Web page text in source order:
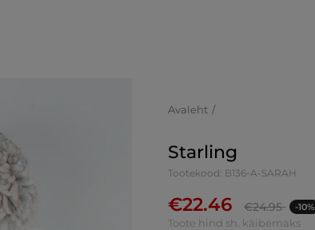
Avaleht
Starling
Tootekood: B136-A-SARAH
€22.46 €24.95 -10%
Toote hind sh. käibemaks